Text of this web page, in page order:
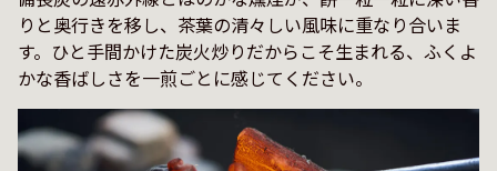
りと奥行きを移し、茶葉の清々しい風味に重なり合いま
す。ひと手間かけた炭火炒りだからこそ生まれる、ふくよ